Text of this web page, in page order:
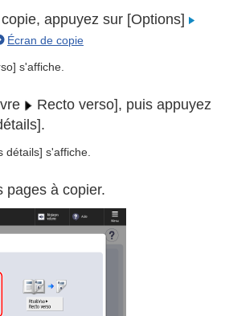
appuyez sur [Options]
Écran de copie
s'affiche.
Recto verso], puis appuyez
détails] s'affiche.
pages à copier.